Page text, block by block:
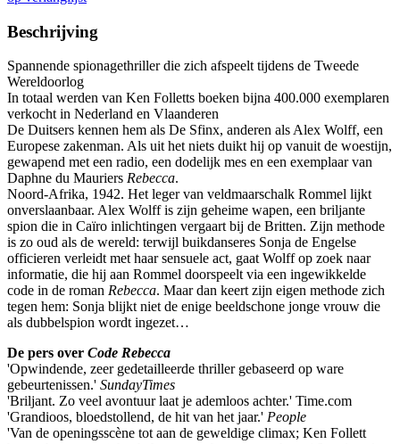
Beschrijving
Spannende spionagethriller die zich afspeelt tijdens de Tweede
Wereldoorlog
In totaal werden van Ken Folletts boeken bijna 400.000 exemplaren
verkocht in Nederland en Vlaanderen
De Duitsers kennen hem als De Sfinx, anderen als Alex Wolff, een
Europese zakenman. Als uit het niets duikt hij op vanuit de woestijn,
gewapend met een radio, een dodelijk mes en een exemplaar van
Daphne du Mauriers Rebecca.
Noord-Afrika, 1942. Het leger van veldmaarschalk Rommel lijkt
onverslaanbaar. Alex Wolff is zijn geheime wapen, een briljante
spion die in Caïro inlichtingen vergaart bij de Britten. Zijn methode
is zo oud als de wereld: terwijl buikdanseres Sonja de Engelse
officieren verleidt met haar sensuele act, gaat Wolff op zoek naar
informatie, die hij aan Rommel doorspeelt via een ingewikkelde
code in de roman Rebecca. Maar dan keert zijn eigen methode zich
tegen hem: Sonja blijkt niet de enige beeldschone jonge vrouw die
als dubbelspion wordt ingezet…
De pers over Code Rebecca
'Opwindende, zeer gedetailleerde thriller gebaseerd op ware
gebeurtenissen.' SundayTimes
'Briljant. Zo veel avontuur laat je ademloos achter.' Time.com
'Grandioos, bloedstollend, de hit van het jaar.' People
'Van de openingsscène tot aan de geweldige climax; Ken Follett